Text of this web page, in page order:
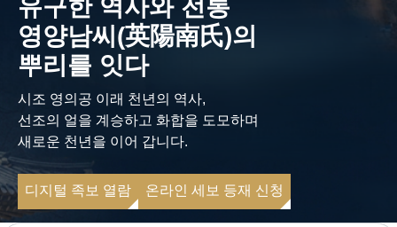
유구한 역사와 전통
영양남씨(英陽南氏)의
뿌리를 잇다
시조 영의공 이래 천년의 역사,
선조의 얼을 계승하고 화합을 도모하며
새로운 천년을 이어 갑니다.
디지털 족보 열람 온라인 세보 등재 신청